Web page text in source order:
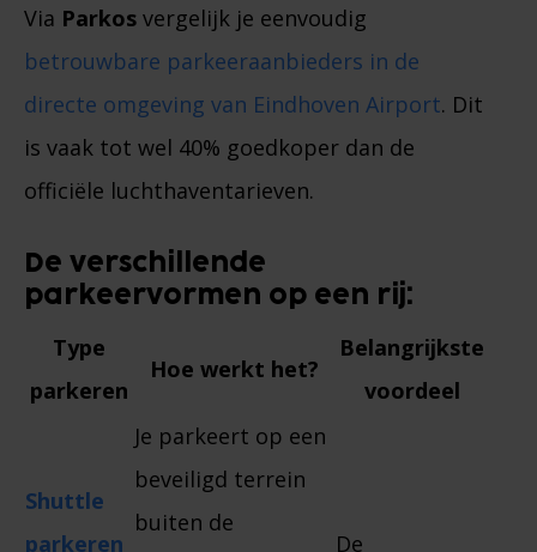
Via Parkos vergelijk je eenvoudig
betrouwbare parkeeraanbieders in de
directe omgeving van Eindhoven Airport. Dit
is vaak tot wel 40% goedkoper dan de
officiële luchthaventarieven.
De verschillende
parkeervormen op een rij:
Type
parkeren
Hoe werkt het?
Belangrijkste
voordeel
Shuttle
parkeren
Je parkeert op een
beveiligd terrein
buiten de
De